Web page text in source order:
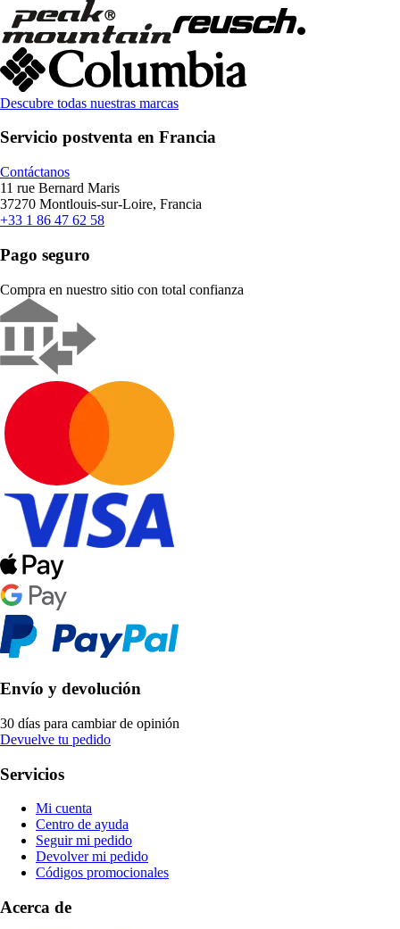
Descubre todas nuestras marcas
Servicio postventa en Francia
Contáctanos
11 rue Bernard Maris
37270 Montlouis-sur-Loire, Francia
+33 1 86 47 62 58
Pago seguro
Compra en nuestro sitio con total confianza
Envío y devolución
30 días para cambiar de opinión
Devuelve tu pedido
Servicios
Mi cuenta
Centro de ayuda
Seguir mi pedido
Devolver mi pedido
Códigos promocionales
Acerca de